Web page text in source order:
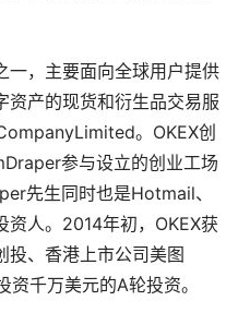
，主要面向全球用户提供
资产的现货和衍生品交易服
。OKEX创
参与设立的创业工场
先生同时也是Hotmail、
人。2014年初，OKEX获
投、香港上市公司美图
千万美元的A轮投资。